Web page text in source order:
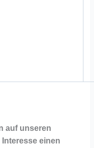
auf unseren
einen